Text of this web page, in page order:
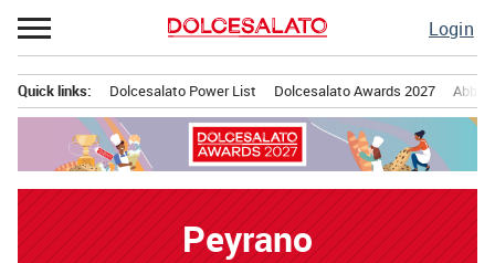
Passa
al
Login
principale
Quick links: Dolcesalato Power List Dolcesalato Awards 2027
Peyrano